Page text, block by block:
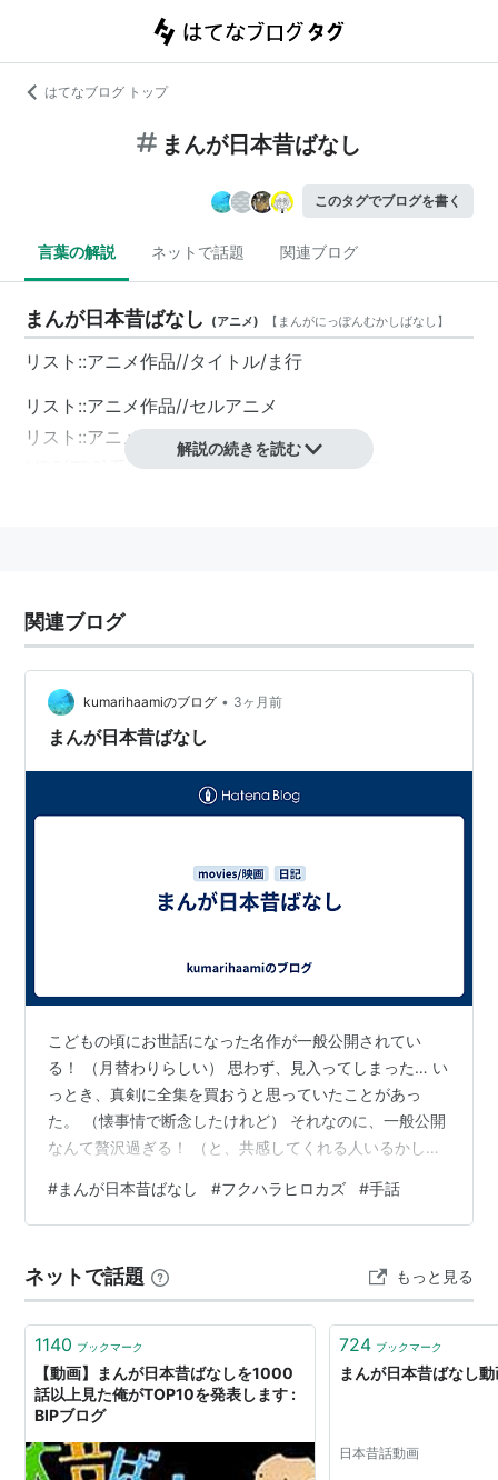
はてなブログ トップ
まんが日本昔ばなし
このタグでブログを書く
言葉の解説 ネットで話題 関連ブログ
まんが日本昔ばなし (アニメ) 【 まんがにっぽんむかしばなし 】
リスト::アニメ作品//タイトル/ま行
リスト::アニメ作品//セルアニメ
リスト::アニメ作品//2005年
MBS(TBS)系列で20年に渡って放送されたアニメ。
昭和５２年度〜平成元年度 文化庁・こども向けテレビ
用優秀映画
平成２年度 第１回文化庁・優秀映画作品賞（こども向
平成３年度 第２回文化庁・優秀映画作品賞（こども向
けテレビ用映画部門）
けテレビ用映画部門）
昭和５０年度 厚生省・児童福祉文化賞
昭和５１年度 放送批評懇談会第３６回期間選奨、ギャ
ラクシー賞期間選奨、JNNネットワーク協議会賞・ネッ
トワーク番組部門
昭和５２年度 放送文化基金賞
昭和６０年度 第７回アニメ・グランプリ・アニメージ
ュ賞
平成５年度 児童福祉文化賞 特別部門
スタッフ
企画 愛企画センター
監修川内康範
音楽北原じゅん
解説の続きを読む
関連ブログ
kumarihaamiのブログ • 3ヶ月前
まんが日本昔ばなし
こどもの頃にお世話になった名作が一般公開されてい
る！ （月替わりらしい） 思わず、見入ってしまった… い
っとき、真剣に全集を買おうと思っていたことがあっ
た。 （懐事情で断念したけれど） それなのに、一般公開
なんて贅沢過ぎる！ （と、共感してくれる人いるかしら
たった２人の声優？演者で、面白おかしく、こどもたち
に語りかけてくれ、 人としてのあり方を説いてくれる。
どうぶつ（生き物）にやさしくする、 モノを大切にす
る、自然を大切にする、 悪いことしたらしっかり報いが
ある…（因…
#まんが日本昔ばなし #フクハラヒロカズ #手話
ネットで話題 もっと見る
1140 ブックマーク
【動画】まんが日本昔ばなしを1000
話以上見た俺がTOP10を発表します :
BIPブログ
724 ブックマーク
まんが日本昔ばなし
日本昔話動画